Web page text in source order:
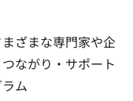
ざまな専門家や企
ながり・サポート
ム